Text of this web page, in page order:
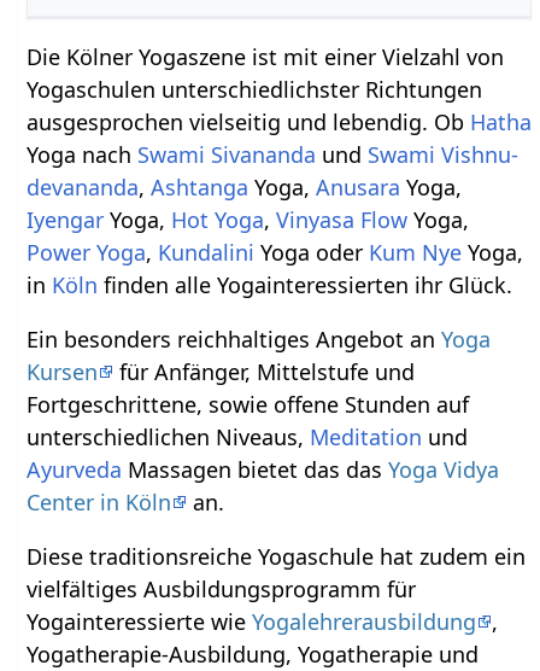
Die Kölner Yogaszene ist mit einer Vielzahl von
Yogaschulen unterschiedlichster Richtungen
ausgesprochen vielseitig und lebendig. Ob Hatha
Yoga nach Swami Sivananda und Swami Vishnu-
devananda,Ashtanga Yoga,Anusara Yoga,
Iyengar Yoga, Hot Yoga,Vinyasa Flow Yoga,
Power Yoga, Kundalini Yoga oder Kum Nye Yoga,
in Köln finden alle Yogainteressierten ihr Glück.
Ein besonders reichhaltiges Angebot anYoga
Kursen
für Anfänger, Mittelstufe und
Fortgeschrittene, sowie offene Stunden auf
unterschiedlichen Niveaus, Meditation und
Ayurveda Massagen bietet das dasYoga Vidya
Center in Köln
an.
Diese traditionsreiche Yogaschule hat zudem ein
vielfältiges Ausbildungsprogramm für
Yogainteressierte wieYogalehrerausbildung
,
Yogatherapie-Ausbildung, Yogatherapie und